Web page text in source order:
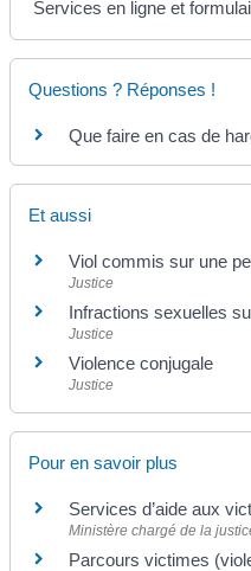
Services en ligne et
Questions ? Réponses !
Que faire en cas de
Et aussi
Viol commis sur une
Justice
Infractions sexuelles
Justice
Violence conjugale
Justice
Pour en savoir plus
Services d’aide aux
Ministère chargé de la
Parcours victimes